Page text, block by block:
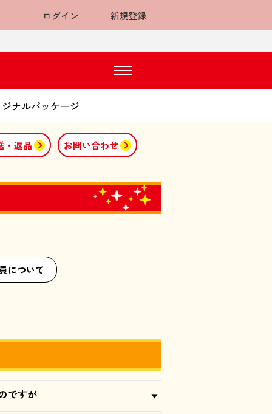
ログイン 新規登録
ナルパッケージ
・返品 お問い合わせ
について
ですが